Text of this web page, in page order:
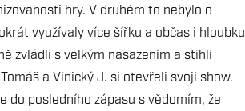
hry. V druhém to nebylo o
využívaly více šířku a občas i hloubku
zvládli s velkým nasazením a stihli
a Vinický J. si otevřeli svoji show.
do posledního zápasu s vědomím, že